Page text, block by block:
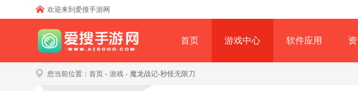
欢迎来到爱搜手游网
首页 游戏中心 软件应用
您当前位置： 首页 - 游戏 - 魔龙战记-秒怪无限刀